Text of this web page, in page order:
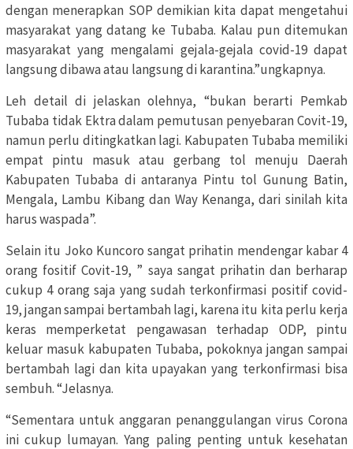
dengan menerapkan SOP demikian kita dapat mengetahui
masyarakat yang datang ke Tubaba. Kalau pun ditemukan
masyarakat yang mengalami gejala-gejala covid-19 dapat
langsung dibawa atau langsung di karantina.”ungkapnya.
Leh detail di jelaskan olehnya, “bukan berarti Pemkab
Tubaba tidak Ektra dalam pemutusan penyebaran Covit-19,
namun perlu ditingkatkan lagi. Kabupaten Tubaba memiliki
empat pintu masuk atau gerbang tol menuju Daerah
Kabupaten Tubaba di antaranya Pintu tol Gunung Batin,
Mengala, Lambu Kibang dan Way Kenanga, dari sinilah kita
harus waspada”.
Selain itu Joko Kuncoro sangat prihatin mendengar kabar 4
orang fositif Covit-19, ” saya sangat prihatin dan berharap
cukup 4 orang saja yang sudah terkonfirmasi positif covid-
19, jangan sampai bertambah lagi, karena itu kita perlu kerja
keras memperketat pengawasan terhadap ODP, pintu
keluar masuk kabupaten Tubaba, pokoknya jangan sampai
bertambah lagi dan kita upayakan yang terkonfirmasi bisa
sembuh. “Jelasnya.
“Sementara untuk anggaran penanggulangan virus Corona
ini cukup lumayan. Yang paling penting untuk kesehatan